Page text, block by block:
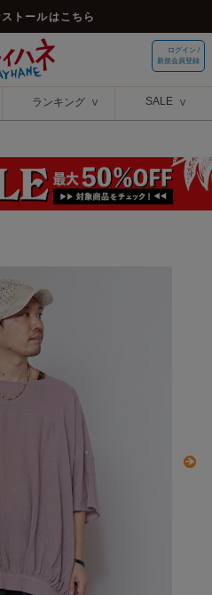
トールはこちら
ログイン /
新規会員登録
ランキング SALE